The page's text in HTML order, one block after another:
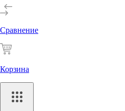
Сравнение
Корзина